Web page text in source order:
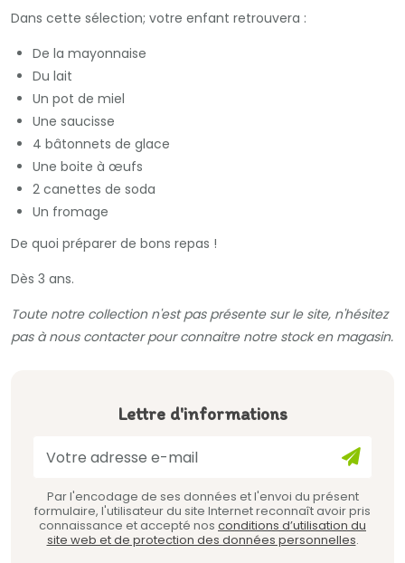
Dans cette sélection; votre enfant retrouvera :
De la mayonnaise
Du lait
Un pot de miel
Une saucisse
4 bâtonnets de glace
Une boite à œufs
2 canettes de soda
Un fromage
De quoi préparer de bons repas !
Dès 3 ans.
Toute notre collection n'est pas présente sur le site, n'hésitez
pas à nous contacter pour connaitre notre stock en magasin.
Lettre d'informations
Par l'encodage de ses données et l'envoi du présent
formulaire, l'utilisateur du site Internet reconnaît avoir pris
connaissance et accepté nos conditions d’utilisation du
site web et de protection des données personnelles.